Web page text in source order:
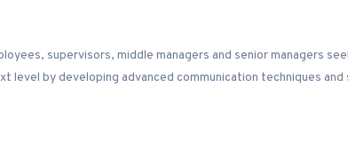
supervisors, middle managers and senior managers
level by developing advanced communication techniques